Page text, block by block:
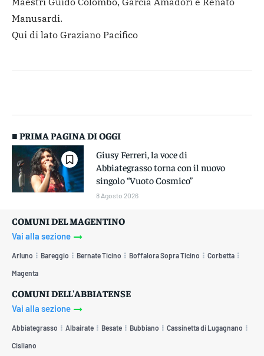
Manusardi.
Qui di lato Graziano Pacifico
■ PRIMA PAGINA DI OGGI
Giusy Ferreri, la voce di
Abbiategrasso torna con il nuovo
singolo “Vuoto Cosmico”
8 Agosto 2026
COMUNI DEL MAGENTINO
Vai alla sezione
Arluno Bareggio Bernate Ticino Boffalora Sopra Ticino Corbetta
Magenta
COMUNI DELL'ABBIATENSE
Vai alla sezione
Abbiategrasso Albairate Besate Bubbiano Cassinetta di Lugagnano
Cisliano